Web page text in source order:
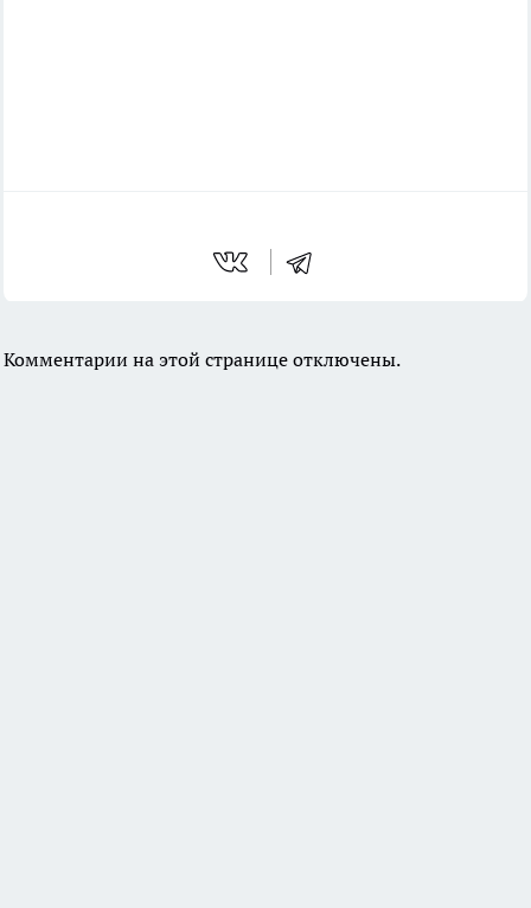
Комментарии на этой странице отключены.